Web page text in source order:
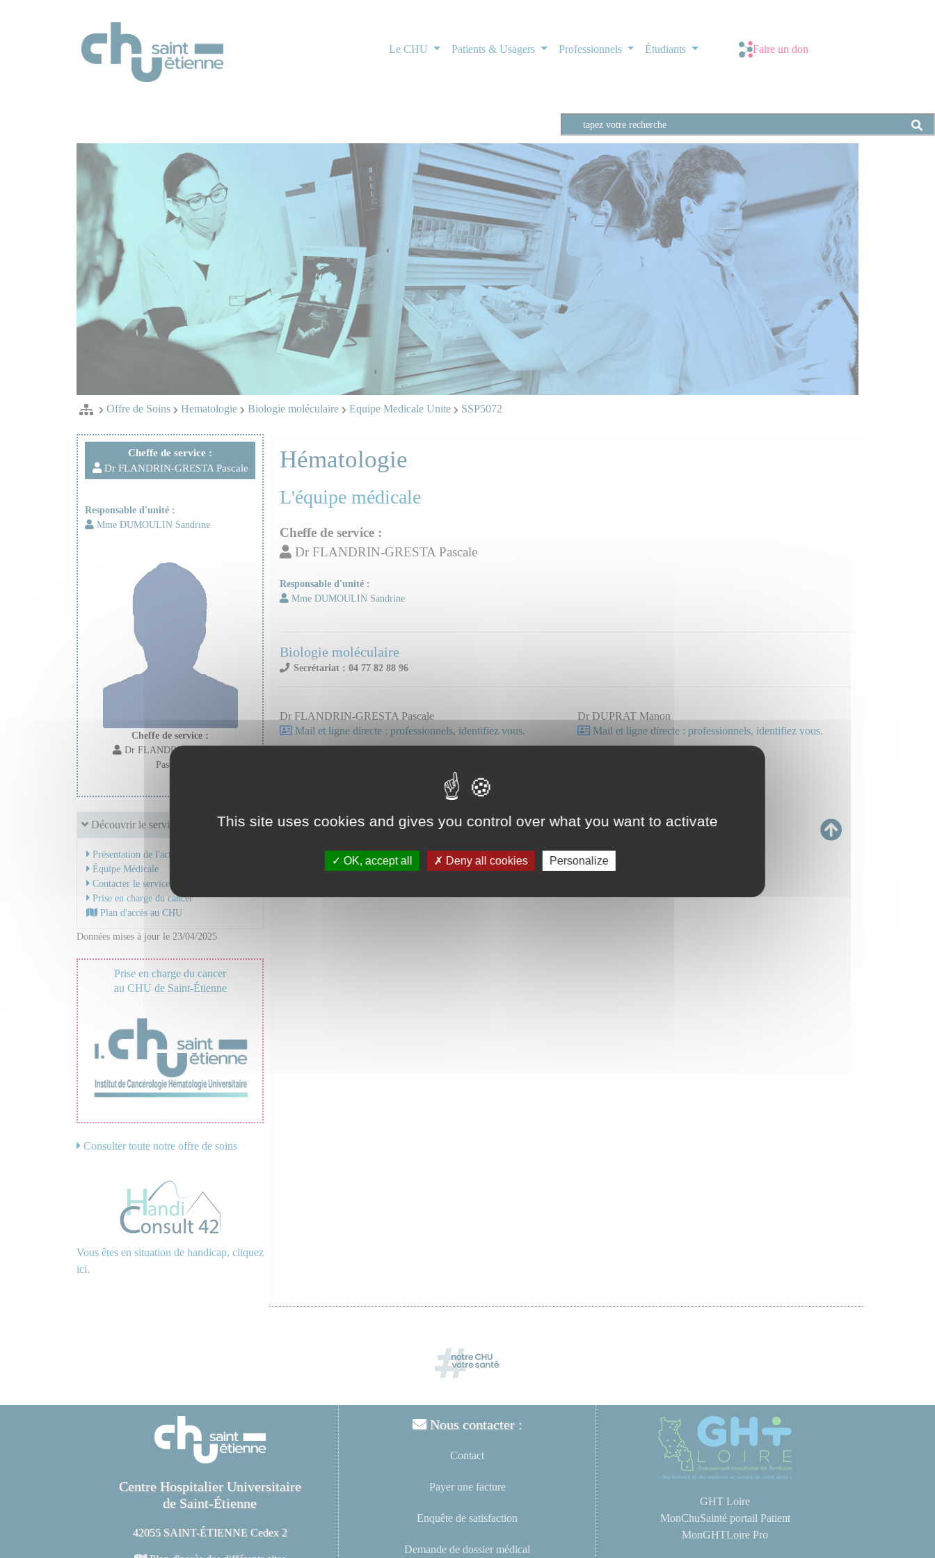
Le CHU Patients & Usagers Professionnels Étudiants Faire un don
Offre de Soins Hematologie Biologie moléculaire Equipe Medicale Unite SSP5072
Cheffe de service :
Dr FLANDRIN-GRESTA Pascale
Responsable d'unité :
Mme DUMOULIN Sandrine
Cheffe de service :
Dr FLANDRIN-GRESTA
Pascale
Découvrir le service
Présentation de l'activité
Équipe Médicale
Contacter le service
Prise en charge du cancer
Plan d'accès au CHU
Données mises à jour le 23/04/2025
Prise en charge du cancer
au CHU de Saint-Étienne
Consulter toute notre offre de soins
Vous êtes en situation de handicap, cliquez
ici.
Hématologie
L'équipe médicale
Cheffe de service :
Dr FLANDRIN-GRESTA Pascale
Responsable d'unité :
Mme DUMOULIN Sandrine
Biologie moléculaire
Secrétariat : 04 77 82 88 96
Dr FLANDRIN-GRESTA Pascale
Mail et ligne directe : professionnels, identifiez vous.
Dr DUPRAT Manon
Mail et ligne directe : professionnels, identifiez vous.
Mail et ligne directe : professionnels, identifiez vous.
Centre Hospitalier Universitaire
de Saint-Étienne
42055 SAINT-ÉTIENNE Cedex 2
Nous contacter :
Contact
Payer une facture
Enquête de satisfaction
Demande de dossier médical
GHT Loire
MonChuSainté portail Patient
MonGHTLoire Pro
This site uses cookies and gives you control over what you want to activate
OK, accept all Deny all cookies Personalize